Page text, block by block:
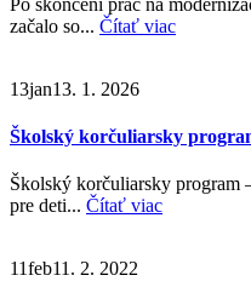
začalo so... Čítať viac
13jan13. 1. 2026
Školský korčuliarsky
Školský korčuliarsky program
pre deti... Čítať viac
11feb11. 2. 2022